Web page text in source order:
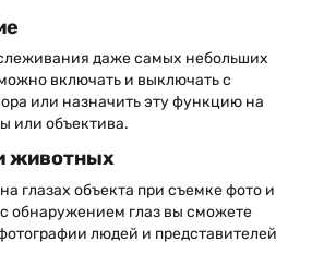
даже самых небольших
включать и выключать с
или назначить эту функцию на
или объектива.
животных
глазах объекта при съемке фото и
обнаружением глаз вы сможете
людей и представителей